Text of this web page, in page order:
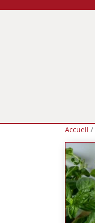
Accueil /